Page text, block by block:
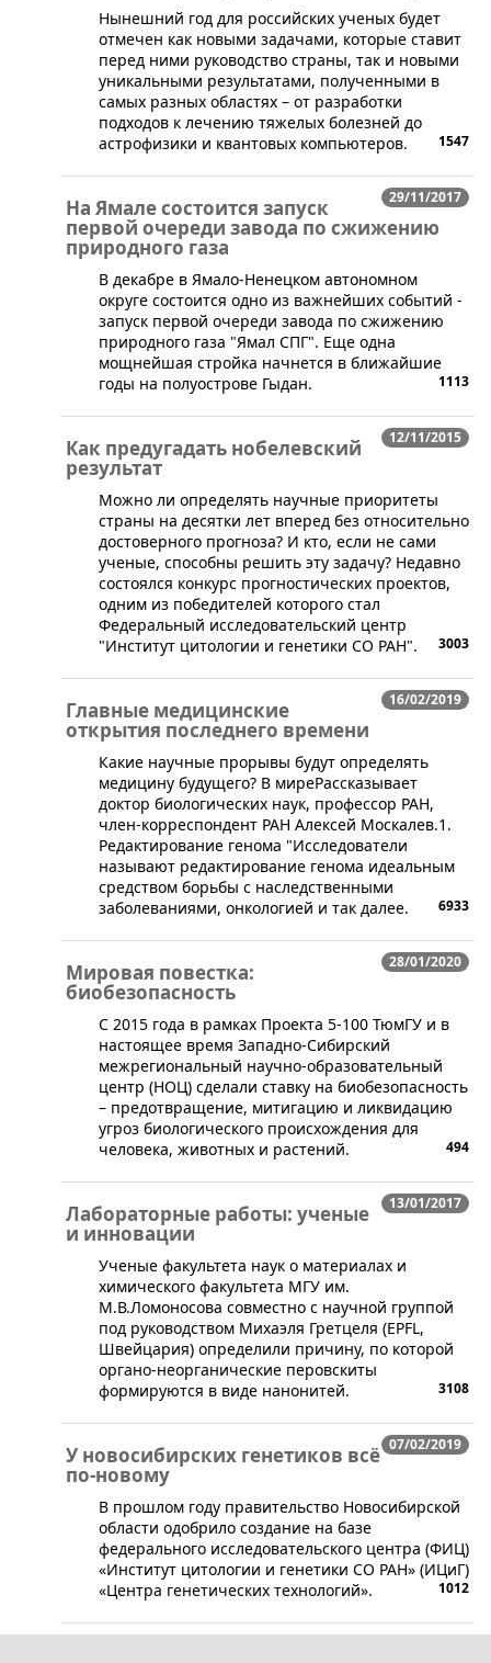
​Нынешний год для российских ученых будет
отмечен как новыми задачами, которые ставит
перед ними руководство страны, так и новыми
уникальными результатами, полученными в
самых разных областях – от разработки
подходов к лечению тяжелых болезней до
астрофизики и квантовых компьютеров.
1547
29/11/2017
На Ямале состоится запуск
первой очереди завода по сжижению
природного газа
В декабре в Ямало-Ненецком автономном
округе состоится одно из важнейших событий -
запуск первой очереди завода по сжижению
природного газа "Ямал СПГ". Еще одна
мощнейшая стройка начнется в ближайшие
годы на полуострове Гыдан.
1113
12/11/2015
Как предугадать нобелевский
результат
​Можно ли определять научные приоритеты
страны на десятки лет вперед без относительно
достоверного прогноза? И кто, если не сами
ученые, способны решить эту задачу? Недавно
состоялся конкурс прогностических проектов,
одним из победителей которого стал
Федеральный исследовательский центр
"Институт цитологии и генетики СО РАН".
3003
16/02/2019
Главные медицинские
открытия последнего времени
​Какие научные прорывы будут определять
медицину будущего? В миреРассказывает
доктор биологических наук, профессор РАН,
член-корреспондент РАН Алексей Москалев.1.
Редактирование генома "Исследователи
называют редактирование генома идеальным
средством борьбы с наследственными
заболеваниями, онкологией и так далее.
6933
28/01/2020
Мировая повестка:
биобезопасность
​С 2015 года в рамках Проекта 5-100 ТюмГУ и в
настоящее время Западно-Сибирский
межрегиональный научно-образовательный
центр (НОЦ) сделали ставку на биобезопасность
– предотвращение, митигацию и ликвидацию
угроз биологического происхождения для
человека, животных и растений.
494
13/01/2017
Лабораторные работы: ученые
и инновации
​Ученые факультета наук о материалах и
химического факультета МГУ им.
М.В.Ломоносова совместно с научной группой
под руководством Михаэля Гретцеля (EPFL,
Швейцария) определили причину, по которой
органо-неорганические перовскиты
формируются в виде нанонитей.
3108
07/02/2019
У новосибирских генетиков всё
по-новому
В прошлом году правительство Новосибирской
области одобрило создание на базе
федерального исследовательского центра (ФИЦ)
«Институт цитологии и генетики СО РАН» (ИЦиГ)
«Центра генетических технологий».
1012